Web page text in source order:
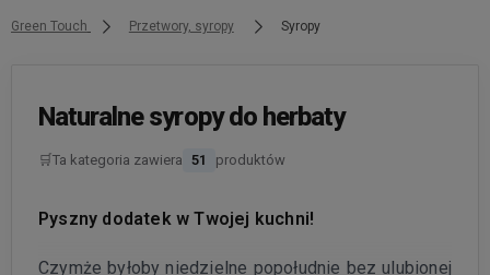
Green Touch Przetwory, syropy Syropy
Naturalne syropy do herbaty
🛒Ta kategoria zawiera 51 produktów
Pyszny dodatek w Twojej kuchni!
Czymże byłoby niedzielne popołudnie bez ulubionej